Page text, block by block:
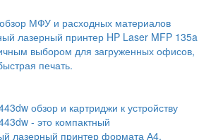
МФУ и расходных материалов
лазерный принтер HP Laser MFP 135a
выбором для загруженных офисов,
печать.
обзор и картриджи к устройству
- это компактный
лазерный принтер формата А4,